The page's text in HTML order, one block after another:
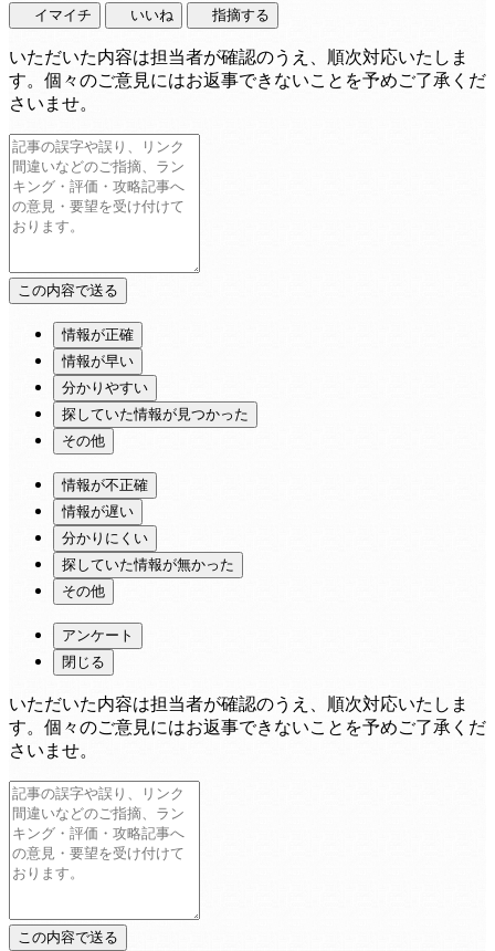
イマイチ いいね 指摘する
いただいた内容は担当者が確認のうえ、順次対応いたしま
す。個々のご意見にはお返事できないことを予めご了承くだ
さいませ。
情報が正確
情報が早い
分かりやすい
探していた情報が見つかった
その他
情報が不正確
情報が遅い
分かりにくい
探していた情報が無かった
その他
アンケート
閉じる
いただいた内容は担当者が確認のうえ、順次対応いたしま
す。個々のご意見にはお返事できないことを予めご了承くだ
さいませ。